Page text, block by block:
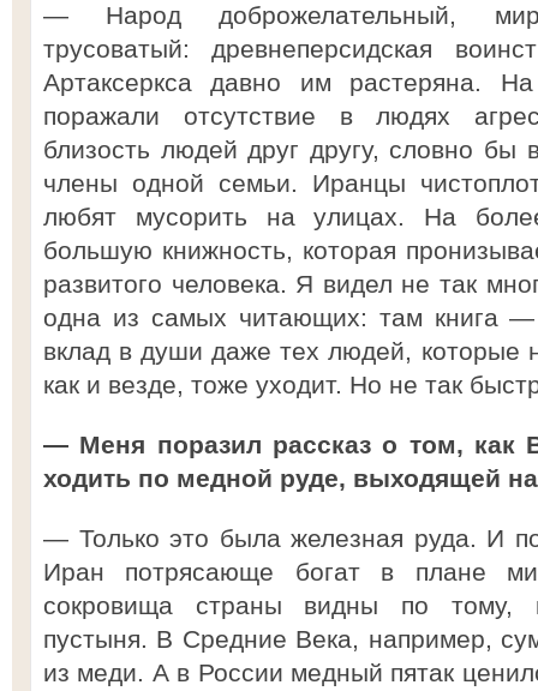
— Народ доброжелательный,
трусоватый: древнеперсидская
Артаксеркса давно им растеряна.
поражали отсутствие в людях
близость людей друг другу, словно бы
члены одной семьи. Иранцы
любят мусорить на улицах. На
большую книжность, которая
развитого человека. Я видел не так
одна из самых читающих: там книга —
вклад в души даже тех людей, которые
как и везде, тоже уходит. Но не так
— Меня поразил рассказ о том, как
ходить по медной руде, выходящей
— Только это была железная руда. И
Иран потрясающе богат в плане
сокровища страны видны по тому,
пустыня. В Средние Века, например,
из меди. А в России медный пятак